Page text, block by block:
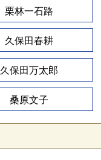
栗林一石路
久保田春耕
久保田万太郎
桑原文子